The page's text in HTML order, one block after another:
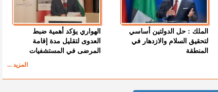
الملك : حل الدولتين أساسي
لتحقيق السلام والازدهار في
المنطقة
الهواري يؤكد أهمية ضبط
العدوى لتقليل مدة إقامة
المرضى في المستشفيات
المزيد ...